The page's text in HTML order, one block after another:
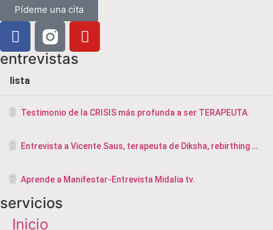
Pídeme una cita
entrevistas
lista
Testimonio de la CRISIS más profunda a ser TERAPEUTA
Entrevista a Vicente Saus, terapeuta de Diksha, rebirthing y masajista en Valencia
Aprende a Manifestar-Entrevista Midalia tv.
servicios
Inicio